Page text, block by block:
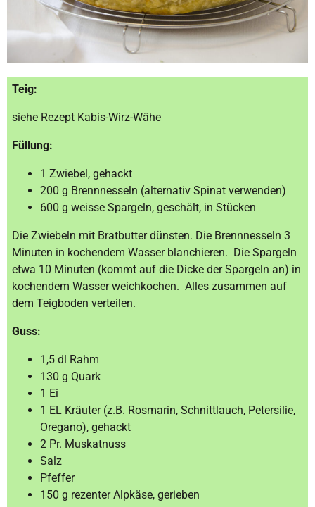
Teig:
siehe Rezept Kabis-Wirz-Wähe
Füllung:
1 Zwiebel, gehackt
200 g Brennnesseln (alternativ Spinat verwenden)
600 g weisse Spargeln, geschält, in Stücken
Die Zwiebeln mit Bratbutter dünsten. Die Brennnesseln 3
Minuten in kochendem Wasser blanchieren. Die Spargeln
etwa 10 Minuten (kommt auf die Dicke der Spargeln an) in
kochendem Wasser weichkochen. Alles zusammen auf
dem Teigboden verteilen.
Guss:
1,5 dl Rahm
130 g Quark
1 Ei
1 EL Kräuter (z.B. Rosmarin, Schnittlauch, Petersilie,
Oregano), gehackt
2 Pr. Muskatnuss
Salz
Pfeffer
150 g rezenter Alpkäse, gerieben